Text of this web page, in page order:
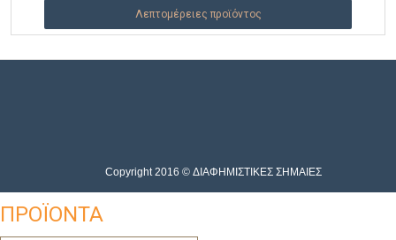
Λεπτομέρειες προϊόντος
Copyright 2016 © ΔΙΑΦΗΜΙΣΤΙΚΕΣ ΣΗΜΑΙΕΣ
ΠΡΟΪΟΝΤΑ